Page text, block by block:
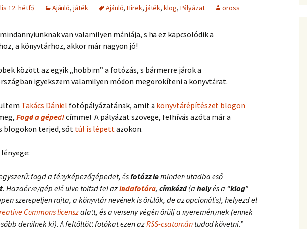
12. hétfő Ajánló, játék Ajánló, Hírek, játék, klog, Pályázat oross
van valamilyen mániája, s ha ez kapcsolódik a
a könyvtárhoz, akkor már nagyon jó!
között az egyik „hobbim” a fotózás, s bármerre járok a
igyekszem valamilyen módon megörökíteni a könyvtárat.
Takács Dániel fotópályázatának, amit a könyvtárépítészet blogon
Fogd a géped!címmel. A pályázat szövege, felhívás azóta már a
blogokon terjed, sőt túl is lépettazokon.
fogd a fényképezőgépedet, ésfotózz leminden utadba eső
. Hazaérve/gép elé ülve töltsd fel azindafotóra, címkézd(a helyés a “klog”
szerepeljen rajta, a könyvtár nevének is örülök, de az opcionális), helyezd el
Commons licenszalatt, és a verseny végén örülj a nyereménynek (ennek
derülnek ki). A feltöltött fotókat ezen azRSS-csatornán tudod követni.”